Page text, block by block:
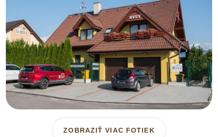
ZOBRAZIŤ VIAC FOTIEK